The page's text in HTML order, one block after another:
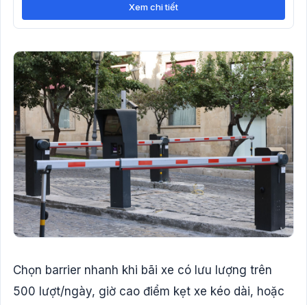
Xem chi tiết
Chọn barrier nhanh khi bãi xe có lưu lượng trên
500 lượt/ngày, giờ cao điểm kẹt xe kéo dài, hoặc